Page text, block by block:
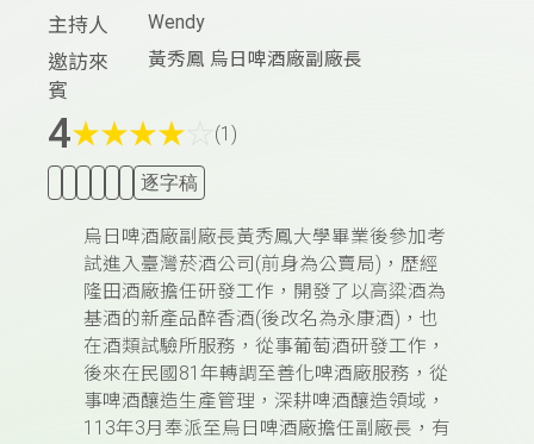
主持人 Wendy
邀訪來
賓
黃秀鳳 烏日啤酒廠副廠長
4★★★★ (1)
逐字稿
烏日啤酒廠副廠長黃秀鳳大學畢業後參加考
試進入臺灣菸酒公司(前身為公賣局)，歷經
隆田酒廠擔任研發工作，開發了以高粱酒為
基酒的新產品醉香酒(後改名為永康酒)，也
在酒類試驗所服務，從事葡萄酒研發工作，
後來在民國81年轉調至善化啤酒廠服務，從
事啤酒釀造生產管理，深耕啤酒釀造領域，
113年3月奉派至烏日啤酒廠擔任副廠長，有